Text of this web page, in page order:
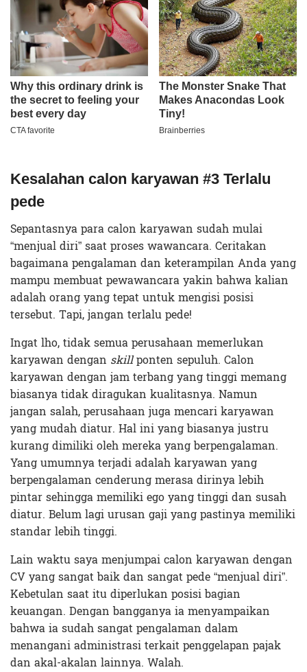
Kesalahan calon karyawan #3 Terlalu
pede
Sepantasnya para calon karyawan sudah mulai
“menjual diri” saat proses wawancara. Ceritakan
bagaimana pengalaman dan keterampilan Anda yang
mampu membuat pewawancara yakin bahwa kalian
adalah orang yang tepat untuk mengisi posisi
tersebut. Tapi, jangan terlalu pede!
Ingat lho, tidak semua perusahaan memerlukan
karyawan dengan skillponten sepuluh. Calon
karyawan dengan jam terbang yang tinggi memang
biasanya tidak diragukan kualitasnya. Namun
jangan salah, perusahaan juga mencari karyawan
yang mudah diatur. Hal ini yang biasanya justru
kurang dimiliki oleh mereka yang berpengalaman.
Yang umumnya terjadi adalah karyawan yang
berpengalaman cenderung merasa dirinya lebih
pintar sehingga memiliki ego yang tinggi dan susah
diatur. Belum lagi urusan gaji yang pastinya memiliki
standar lebih tinggi.
Lain waktu saya menjumpai calon karyawan dengan
CV yang sangat baik dan sangat pede “menjual diri”.
Kebetulan saat itu diperlukan posisi bagian
keuangan. Dengan bangganya ia menyampaikan
bahwa ia sudah sangat pengalaman dalam
menangani administrasi terkait penggelapan pajak
dan akal-akalan lainnya. Walah.